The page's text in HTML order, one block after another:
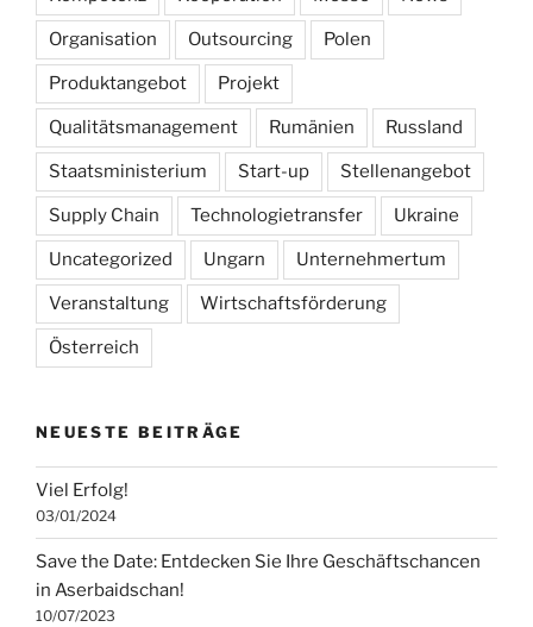
Organisation Outsourcing Polen
Produktangebot Projekt
Qualitätsmanagement Rumänien Russland
Staatsministerium Start-up Stellenangebot
Supply Chain Technologietransfer Ukraine
Uncategorized Ungarn Unternehmertum
Veranstaltung Wirtschaftsförderung
Österreich
NEUESTE BEITRÄGE
Viel Erfolg!
03/01/2024
Save the Date: Entdecken Sie Ihre Geschäftschancen
in Aserbaidschan!
10/07/2023